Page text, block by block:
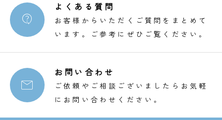

よくある質問
お客様からいただくご質問をまとめて
います。ご参考にぜひご覧ください。

お問い合わせ
ご依頼やご相談ございましたらお気軽
にお問い合わせください。